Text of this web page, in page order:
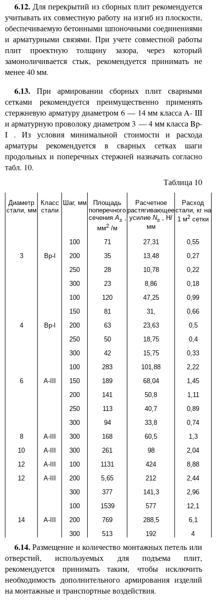
6.12.Для перекрытий из сборных плит рекомендуется
учитывать их совместную работу на изгиб из плоскости,
обеспечиваемую бетонными шпоночными соединениями
и арматурными связями. При учете совместной работы
плит проектную толщину зазора, через который
замоноличивается стык, рекомендуется принимать не
менее 40 мм.
6.13.При армировании сборных плит сварными
сетками рекомендуется преимущественно применять
стержневую арматуру диаметром 6 — 14 мм класса A- III
и арматурную проволоку диаметром 3 — 4 мм класса Bp-
I
. Из условия минимальной стоимости и расхода
арматуры рекомендуется в сварных сетках шаги
продольных и поперечных стержней назначать согласно
табл. 10.
Таблица 10
Диаметр
стали, мм
Класс
стали
Шаг, мм
Площадь
поперечного
сеченияАs ,
мм2 /м
Расчетное
растягивающее
усилие Ns , Н/
мм
Расход
стали, кг на
1 м2 сетки
100 71 27,31
0,55
3
Вp-l 200 35 13,48
0,27
250
28 10,78
0,22
300
23 8,86
0,18
100
120 47,25
0,99
150
81 31,
0,66
4
Вp-l 200 63 23,63
0,5
250
50 18,75
0,4
300
42 15,75
0,33
100
283 101,88
2,22
6
A-III 150 189 68,04
1,45
200
141 50,8
1,11
250
113 40,7
0,89
300
94 33,8
0,74
8
A-III 300 168 60,5
1,3
10
A-III 300 261 98
2,04
12
A-III 100 1131 424
8,88
12
A-III 200 5,65 212
2,44
300
377 141,3
2,96
100
1539 577
12,1
14
A-III 200 769 288,5
6,1
300
513 192 4
6.14. Размещение и количество монтажных петель или
отверстий, используемых для подъема плит,
рекомендуется принимать таким, чтобы исключить
необходимость дополнительного армирования изделий
на монтажные и транспортные воздействия.